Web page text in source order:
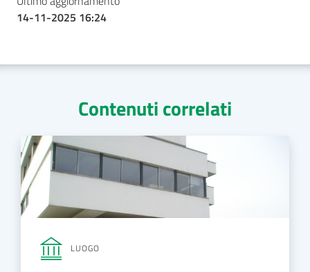
14-11-2025 16:24
Contenuti correlati
LUOGO